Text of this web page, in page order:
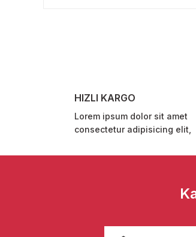
Bu ürüne benzer farklı alternatifler
HIZLI KARGO
Lorem ipsum dolor sit amet
consectetur adipisicing elit,